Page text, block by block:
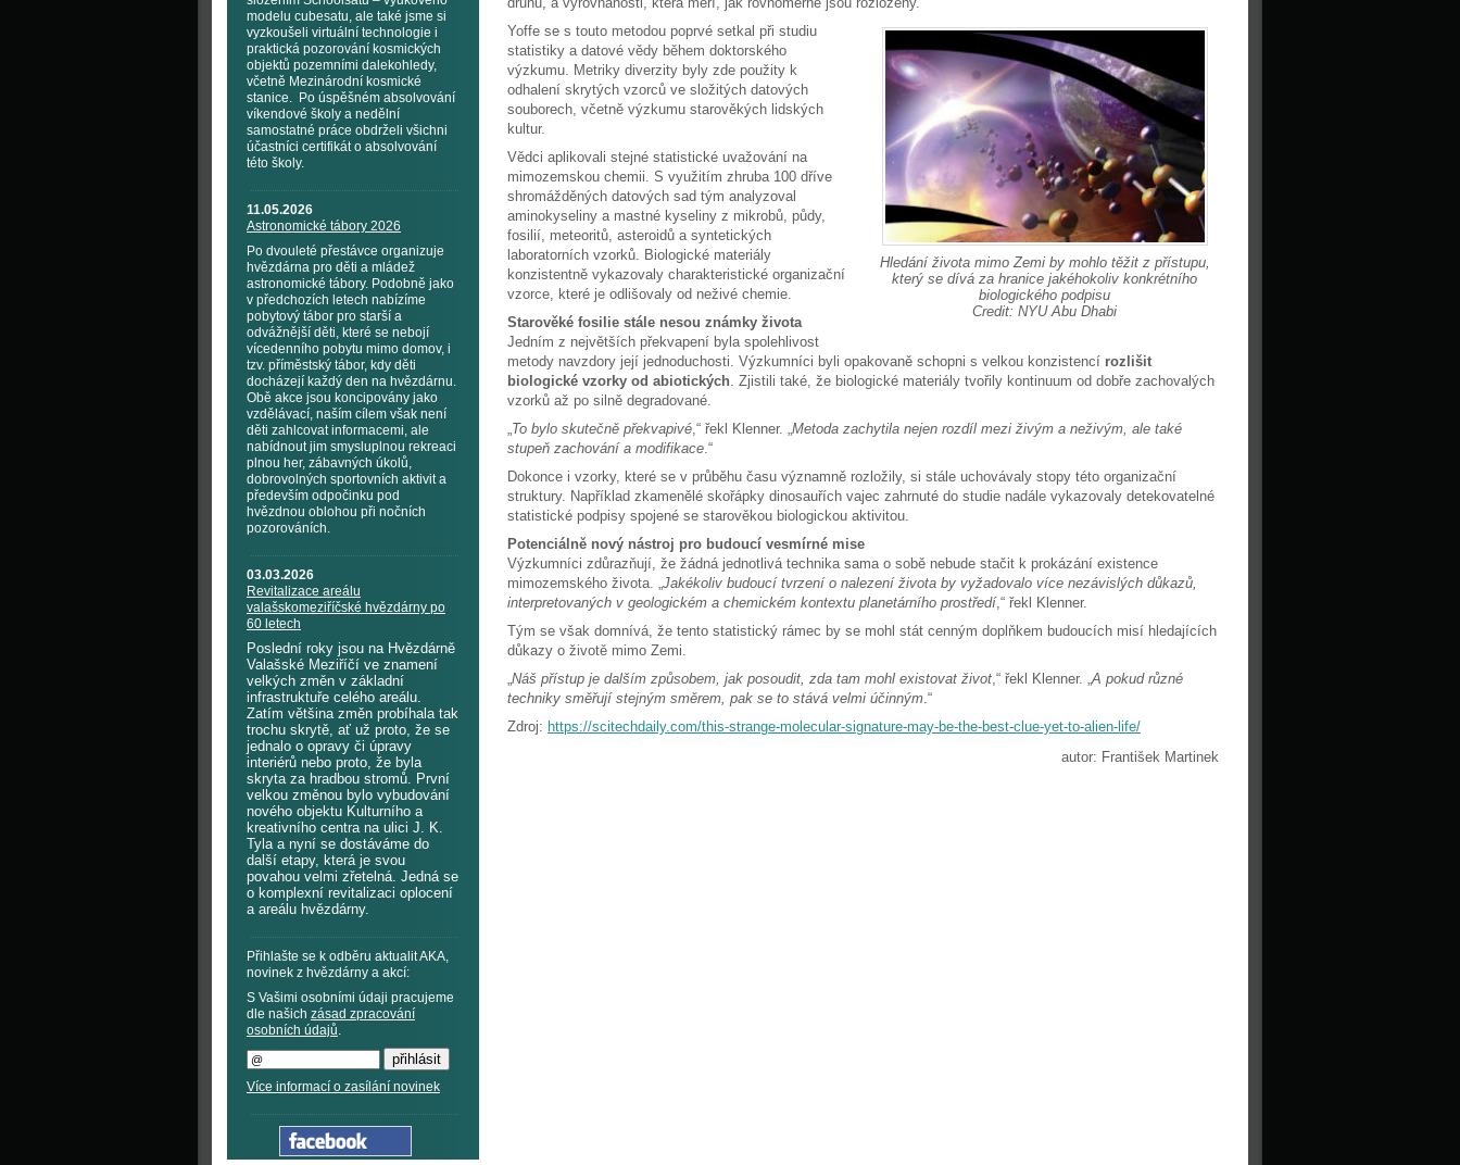
modelu cubesatu, ale také jsme si
vyzkoušeli virtuální technologie i
praktická pozorování kosmických
objektů pozemními dalekohledy,
včetně Mezinárodní kosmické
stanice. Po úspěšném absolvování
víkendové školy a nedělní
samostatné práce obdrželi všichni
účastníci certifikát o absolvování
této školy.
11.05.2026
Astronomické tábory 2026
Po dvouleté přestávce organizuje
hvězdárna pro děti a mládež
astronomické tábory. Podobně jako
v předchozích letech nabízíme
pobytový tábor pro starší a
odvážnější děti, které se nebojí
vícedenního pobytu mimo domov, i
tzv. příměstský tábor, kdy děti
docházejí každý den na hvězdárnu.
Obě akce jsou koncipovány jako
vzdělávací, naším cílem však není
děti zahlcovat informacemi, ale
nabídnout jim smysluplnou rekreaci
plnou her, zábavných úkolů,
dobrovolných sportovních aktivit a
především odpočinku pod
hvězdnou oblohou při nočních
pozorováních.
03.03.2026
Revitalizace areálu
valašskomeziříčské hvězdárny po
60 letech
Poslední roky jsou na Hvězdárně
Valašské Meziříčí ve znamení
velkých změn v základní
infrastruktuře celého areálu.
Zatím většina změn probíhala tak
trochu skrytě, ať už proto, že se
jednalo o opravy či úpravy
interiérů nebo proto, že byla
skryta za hradbou stromů. První
velkou změnou bylo vybudování
nového objektu Kulturního a
kreativního centra na ulici J. K.
Tyla a nyní se dostáváme do
další etapy, která je svou
povahou velmi zřetelná. Jedná se
o komplexní revitalizaci oplocení
a areálu hvězdárny.
Přihlašte se k odběru aktualit AKA,
novinek z hvězdárny a akcí:
S Vašimi osobními údaji pracujeme
dle našich zásad zpracování
osobních údajů.
Více informací o zasílání novinek
Hledání života mimo Zemi by mohlo těžit z přístupu,
který se dívá za hranice jakéhokoliv konkrétního
biologického podpisu
Credit: NYU Abu Dhabi
Yoffe se s touto metodou poprvé setkal při studiu
statistiky a datové vědy během doktorského
výzkumu. Metriky diverzity byly zde použity k
odhalení skrytých vzorců ve složitých datových
souborech, včetně výzkumu starověkých lidských
kultur.
Vědci aplikovali stejné statistické uvažování na
mimozemskou chemii. S využitím zhruba 100 dříve
shromážděných datových sad tým analyzoval
aminokyseliny a mastné kyseliny z mikrobů, půdy,
fosilií, meteoritů, asteroidů a syntetických
laboratorních vzorků. Biologické materiály
konzistentně vykazovaly charakteristické organizační
vzorce, které je odlišovaly od neživé chemie.
Starověké fosilie stále nesou známky života
Jedním z největších překvapení byla spolehlivost
metody navzdory její jednoduchosti. Výzkumníci byli opakovaně schopni s velkou konzistencí rozlišit
biologické vzorky od abiotických. Zjistili také, že biologické materiály tvořily kontinuum od dobře zachovalých
vzorků až po silně degradované.
„To bylo skutečně překvapivé,“ řekl Klenner. „Metoda zachytila nejen rozdíl mezi živým a neživým, ale také
stupeň zachování a modifikace.“
Dokonce i vzorky, které se v průběhu času významně rozložily, si stále uchovávaly stopy této organizační
struktury. Například zkamenělé skořápky dinosauřích vajec zahrnuté do studie nadále vykazovaly detekovatelné
statistické podpisy spojené se starověkou biologickou aktivitou.
Potenciálně nový nástroj pro budoucí vesmírné mise
Výzkumníci zdůrazňují, že žádná jednotlivá technika sama o sobě nebude stačit k prokázání existence
mimozemského života. „Jakékoliv budoucí tvrzení o nalezení života by vyžadovalo více nezávislých důkazů,
interpretovaných v geologickém a chemickém kontextu planetárního prostředí,“ řekl Klenner.
Tým se však domnívá, že tento statistický rámec by se mohl stát cenným doplňkem budoucích misí hledajících
důkazy o životě mimo Zemi.
„Náš přístup je dalším způsobem, jak posoudit, zda tam mohl existovat život,“ řekl Klenner. „A pokud různé
techniky směřují stejným směrem, pak se to stává velmi účinným.“
Zdroj: https://scitechdaily.com/this-strange-molecular-signature-may-be-the-best-clue-yet-to-alien-life/
autor: František Martinek